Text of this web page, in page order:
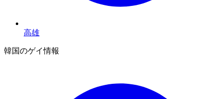
高雄
韓国のゲイ情報